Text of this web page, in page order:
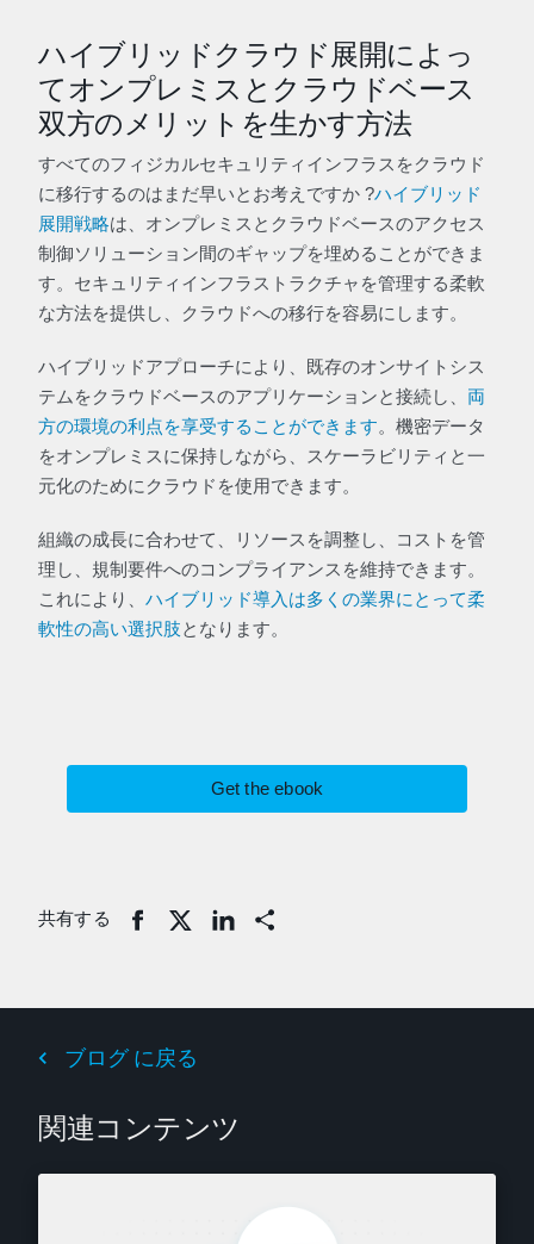
ハイブリッドクラウド展開によっ
てオンプレミスとクラウドベース
双方のメリットを生かす方法
すべてのフィジカルセキュリティインフラスをクラウド
に移行するのはまだ早いとお考えですか ?ハイブリッド
展開戦略は、オンプレミスとクラウドベースのアクセス
制御ソリューション間のギャップを埋めることができま
す。セキュリティインフラストラクチャを管理する柔軟
な方法を提供し、クラウドへの移行を容易にします。
ハイブリッドアプローチにより、既存のオンサイトシス
テムをクラウドベースのアプリケーションと接続し、 両
方の環境の利点を享受することができます。機密データ
をオンプレミスに保持しながら、スケーラビリティと一
元化のためにクラウドを使用できます。
組織の成長に合わせて、リソースを調整し、コストを管
理し、規制要件へのコンプライアンスを維持できます。
これにより、 ハイブリッド導入は多くの業界にとって柔
軟性の高い選択肢となります。
Get the ebook
共有する Share
ブログ に戻る
関連コンテンツ